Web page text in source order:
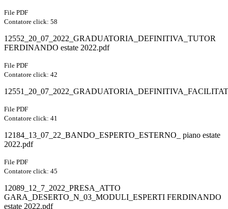
File PDF
Contatore click: 58
12552_20_07_2022_GRADUATORIA_DEFINITIVA_TUTOR
FERDINANDO estate 2022.pdf
File PDF
Contatore click: 42
File PDF
Contatore click: 41
12184_13_07_22_BANDO_ESPERTO_ESTERNO_ piano estate
2022.pdf
File PDF
Contatore click: 45
12089_12_7_2022_PRESA_ATTO
GARA_DESERTO_N_03_MODULI_ESPERTI FERDINANDO
estate 2022.pdf